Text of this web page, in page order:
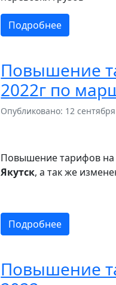
Подробнее
Повышение
2022г по
Опубликовано: 12
Повышение тарифов на
Якутск, а так же
Подробнее
Повышение